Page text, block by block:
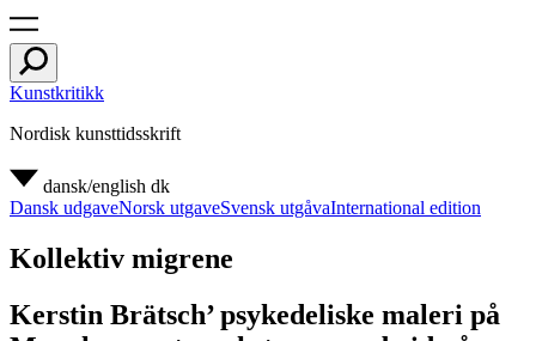
Kunstkritikk
Nordisk kunsttidsskrift
dansk/english dk
Dansk udgaveNorsk utgaveSvensk utgåvaInternational edition
Kollektiv migrene
Kerstin Brätsch’ psykedeliske maleri på